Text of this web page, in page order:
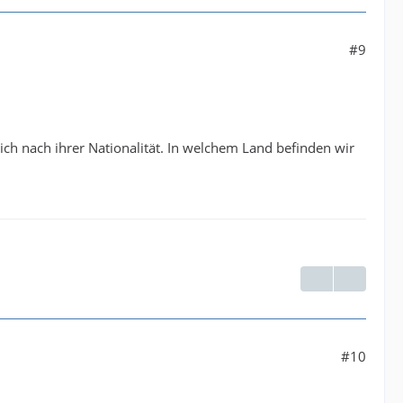
#9
nach ihrer Nationalität. In welchem Land befinden wir
#10